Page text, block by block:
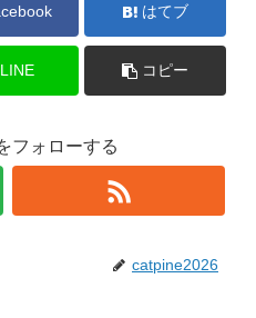
はてブ
LINE コピー
フォローする
catpine2026